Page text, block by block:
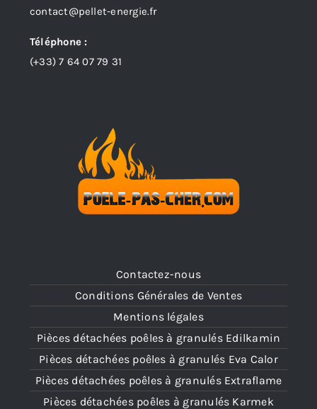
Contactez-nous
Conditions Générales de Ventes
Mentions légales
Pièces détachées poêles à granulés Edilkamin
Pièces détachées poêles à granulés Eva Calor
Pièces détachées poêles à granulés Extraflame
Pièces détachées poêles à granulés Karmek
contact@pellet-energie.fr
Téléphone :
(+33)7 64 07 79 31